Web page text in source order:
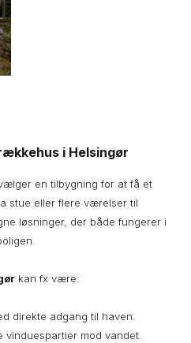
i Helsingør
en tilbygning for at få et
stue eller flere værelser til
løsninger, der både fungerer i
kan fx være:
direkte adgang til haven.
vinduespartier mod vandet.